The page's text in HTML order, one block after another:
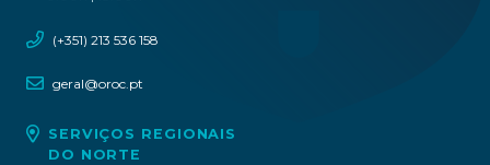
(+351) 213 536 158
geral@oroc.pt
SERVIÇOS REGIONAIS
DO NORTE